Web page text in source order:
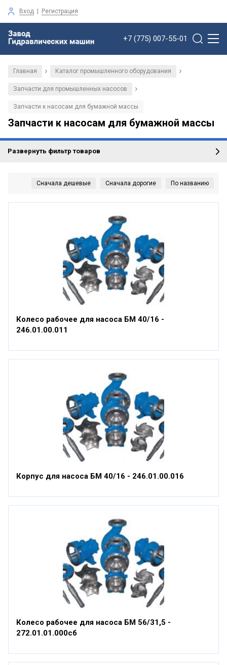
Вход | Регистрация
+7 (775) 007-55-01
Главная / Каталог промышленного оборудования /
Запчасти для промышленных насосов /
Запчасти к насосам для бумажной массы
Запчасти к насосам для бумажной массы
Развернуть фильтр товаров
Колесо рабочее для насоса БМ 40/16 -
246.01.00.011
Корпус для насоса БМ 40/16 - 246.01.00.016
Колесо рабочее для насоса БМ 56/31,5 -
272.01.01.000сб